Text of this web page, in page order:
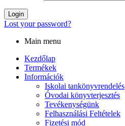
Login
Lost your password?
Main menu
Kezdőlap
Termékek
Információk
Iskolai tankönyvrendelés
Óvodai könyvterjesztés
Tevékenységünk
Felhasználási Feltételek
Fizetési mód